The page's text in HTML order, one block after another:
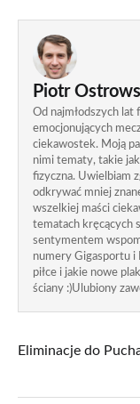
Piotr
Od najmłodszych lat
emocjonujących
ciekawostek. Moją
nimi tematy, takie
fizyczna. Uwielbiam
odkrywać mniej
wszelkiej maści
tematach kręcących
sentymentem
numery Gigasportu i
piłce i jakie nowe
ściany :)Ulubiony
Eliminacje do